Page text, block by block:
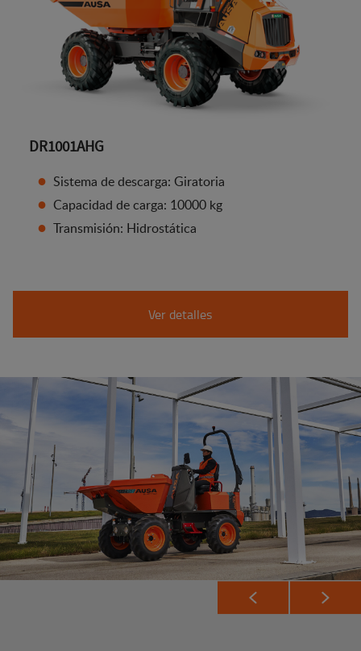
DR1001AHG
Sistema de descarga: Giratoria
Capacidad de carga: 10000 kg
Transmisión: Hidrostática
Ver detalles